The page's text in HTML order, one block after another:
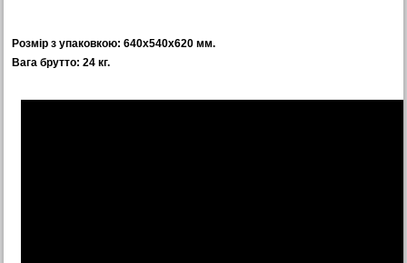
Розмір з упаковкою: 640х540х620 мм.
Вага брутто: 24 кг.